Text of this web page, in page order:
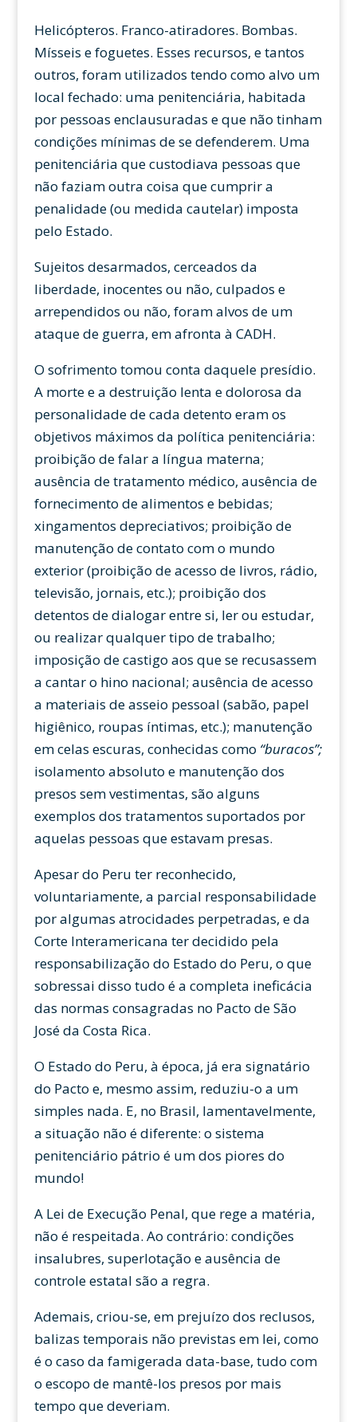
Helicópteros. Franco-atiradores. Bombas.
Mísseis e foguetes. Esses recursos, e tantos
outros, foram utilizados tendo como alvo um
local fechado: uma penitenciária, habitada
por pessoas enclausuradas e que não tinham
condições mínimas de se defenderem. Uma
penitenciária que custodiava pessoas que
não faziam outra coisa que cumprir a
penalidade (ou medida cautelar) imposta
pelo Estado.
Sujeitos desarmados, cerceados da
liberdade, inocentes ou não, culpados e
arrependidos ou não, foram alvos de um
ataque de guerra, em afronta à CADH.
O sofrimento tomou conta daquele presídio.
A morte e a destruição lenta e dolorosa da
personalidade de cada detento eram os
objetivos máximos da política penitenciária:
proibição de falar a língua materna;
ausência de tratamento médico, ausência de
fornecimento de alimentos e bebidas;
xingamentos depreciativos; proibição de
manutenção de contato com o mundo
exterior (proibição de acesso de livros, rádio,
televisão, jornais, etc.); proibição dos
detentos de dialogar entre si, ler ou estudar,
ou realizar qualquer tipo de trabalho;
imposição de castigo aos que se recusassem
a cantar o hino nacional; ausência de acesso
a materiais de asseio pessoal (sabão, papel
higiênico, roupas íntimas, etc.); manutenção
em celas escuras, conhecidas como “buracos”;
isolamento absoluto e manutenção dos
presos sem vestimentas, são alguns
exemplos dos tratamentos suportados por
aquelas pessoas que estavam presas.
Apesar do Peru ter reconhecido,
voluntariamente, a parcial responsabilidade
por algumas atrocidades perpetradas, e da
Corte Interamericana ter decidido pela
responsabilização do Estado do Peru, o que
sobressai disso tudo é a completa ineficácia
das normas consagradas no Pacto de São
José da Costa Rica.
O Estado do Peru, à época, já era signatário
do Pacto e, mesmo assim, reduziu-o a um
simples nada. E, no Brasil, lamentavelmente,
a situação não é diferente: o sistema
penitenciário pátrio é um dos piores do
mundo!
A Lei de Execução Penal, que rege a matéria,
não é respeitada. Ao contrário: condições
insalubres, superlotação e ausência de
controle estatal são a regra.
Ademais, criou-se, em prejuízo dos reclusos,
balizas temporais não previstas em lei, como
é o caso da famigerada data-base, tudo com
o escopo de mantê-los presos por mais
tempo que deveriam.